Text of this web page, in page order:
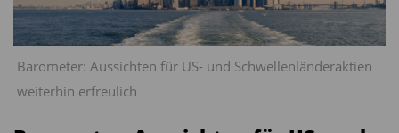
Barometer: Aussichten für US- und Schwellenländeraktien
weiterhin erfreulich